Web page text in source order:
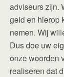
adviseurs zijn.
geld en hierop
nemen. Wij
Dus doe uw
onze woorden
realiseren dat